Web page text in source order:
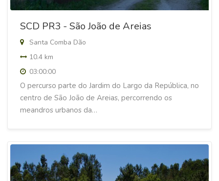
SCD PR3 - São João de Areias
Santa Comba Dão
10.4 km
03:00:00
O percurso parte do Jardim do Largo da República, no
centro de São João de Areias, percorrendo os
meandros urbanos da…